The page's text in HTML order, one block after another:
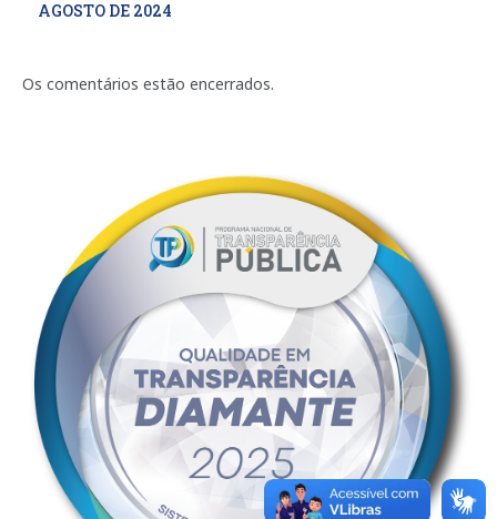
AGOSTO DE 2024
Os comentários estão encerrados.